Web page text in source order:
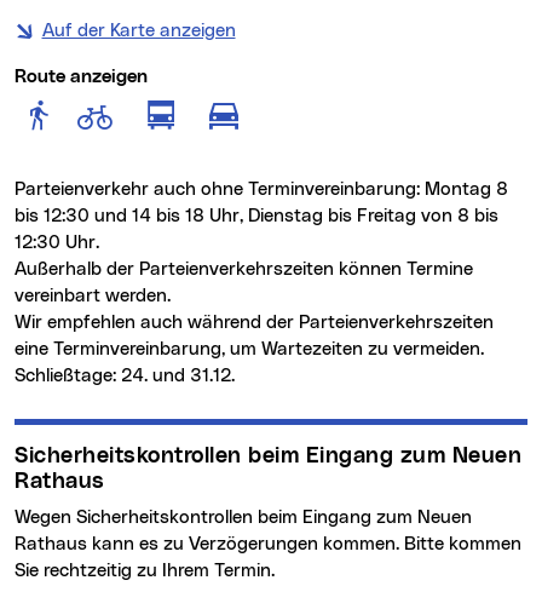
Auf der Karte anzeigen
Route anzeigen
Route anzeigen für Fußgänger
Route anzeigen für
Route anzeigen für
Route anzeigen für
Parteienverkehr auch ohne Terminvereinbarung: Montag 8
bis 12:30 und 14 bis 18 Uhr, Dienstag bis Freitag von 8 bis
12:30 Uhr.
Außerhalb der Parteienverkehrszeiten können Termine
vereinbart werden.
Wir empfehlen auch während der Parteienverkehrszeiten
eine Terminvereinbarung, um Wartezeiten zu vermeiden.
Schließtage: 24. und 31.12.
Sicherheitskontrollen beim Eingang zum Neuen
Rathaus
Wegen Sicherheitskontrollen beim Eingang zum Neuen
Rathaus kann es zu Verzögerungen kommen. Bitte kommen
Sie rechtzeitig zu Ihrem Termin.